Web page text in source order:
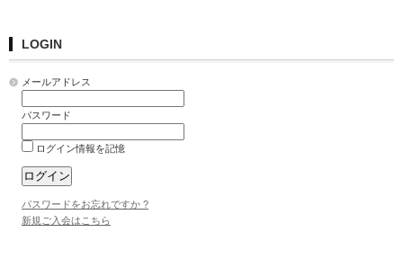
LOGIN
メールアドレス
パスワード
ログイン情報を記憶
パスワードをお忘れですか ?
新規ご入会はこちら